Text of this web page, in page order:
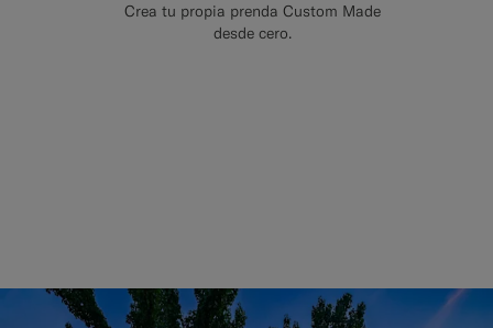
Crea tu propia prenda Custom Made
desde cero.